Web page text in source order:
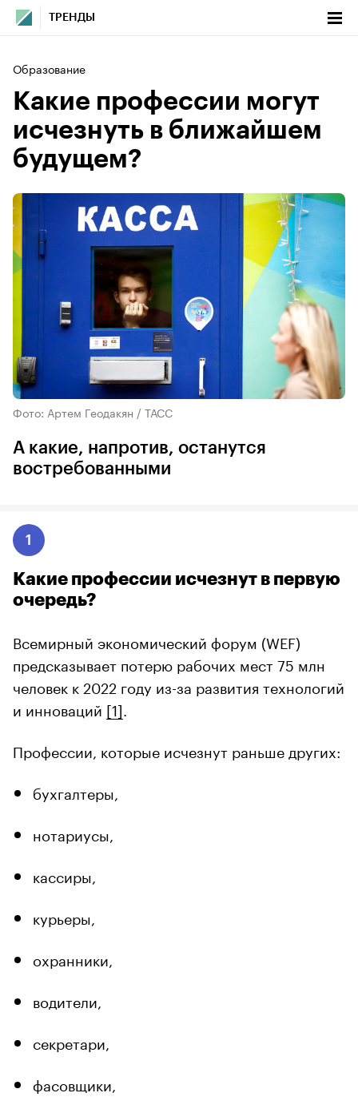
ТРЕНДЫ
Образование
Какие профессии могут
исчезнуть в ближайшем
будущем?
Фото: Артем Геодакян / ТАСС
А какие, напротив, останутся
востребованными
1
Какие профессии исчезнут в первую
очередь?
Всемирный экономический форум (WEF)
предсказывает потерю рабочих мест 75 млн
человек к 2022 году из-за развития технологий
и инноваций [1]
Профессии, которые исчезнут раньше других:
бухгалтеры,
нотариусы,
кассиры,
курьеры,
охранники,
водители,
секретари,
фасовщики,